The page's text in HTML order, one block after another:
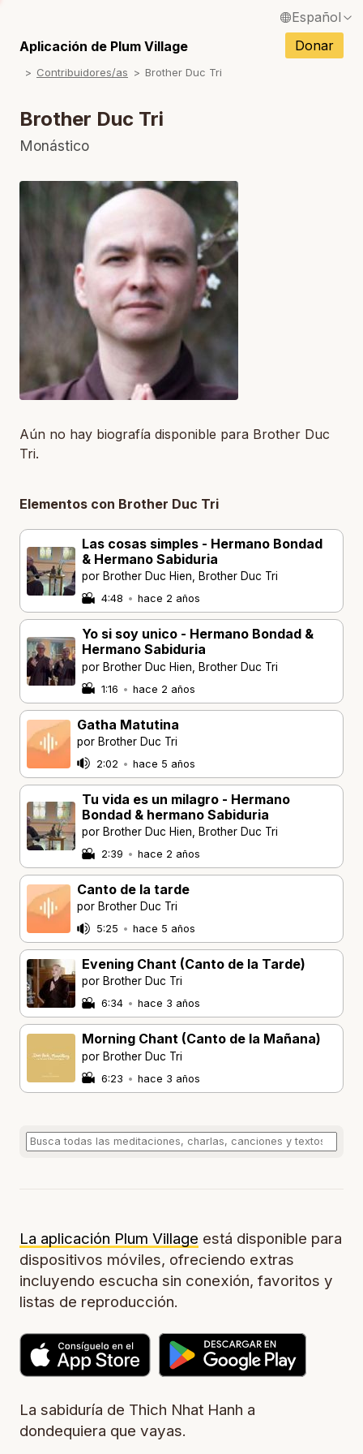
Español
English / Inglés
Français / Francés
Tiếng Việt / Vietnamita
ภาษาไทย / Tailandés
Aplicación de Plum Village Donar
Contribuidores/as Brother Duc Tri
Brother Duc Tri
Monástico
Aún no hay biografía disponible para Brother Duc
Tri.
Elementos con Brother Duc Tri
Las cosas simples - Hermano Bondad
& Hermano Sabiduria
por Brother Duc Hien, Brother Duc Tri
4:48 • hace 2 años
Yo si soy unico - Hermano Bondad &
Hermano Sabiduria
por Brother Duc Hien, Brother Duc Tri
1:16 • hace 2 años
Gatha Matutina
por Brother Duc Tri
2:02 • hace 5 años
Tu vida es un milagro - Hermano
Bondad & hermano Sabiduria
por Brother Duc Hien, Brother Duc Tri
2:39 • hace 2 años
Canto de la tarde
por Brother Duc Tri
5:25 • hace 5 años
Evening Chant (Canto de la Tarde)
por Brother Duc Tri
6:34 • hace 3 años
Morning Chant (Canto de la Mañana)
por Brother Duc Tri
6:23 • hace 3 años
La aplicación Plum Village está disponible para
dispositivos móviles, ofreciendo extras
incluyendo escucha sin conexión, favoritos y
listas de reproducción.
La sabiduría de Thich Nhat Hanh a
dondequiera que vayas.